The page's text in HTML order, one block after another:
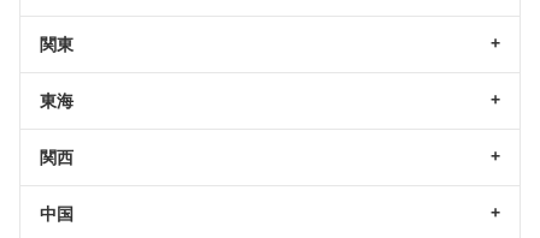
関東
東海
関西
中国